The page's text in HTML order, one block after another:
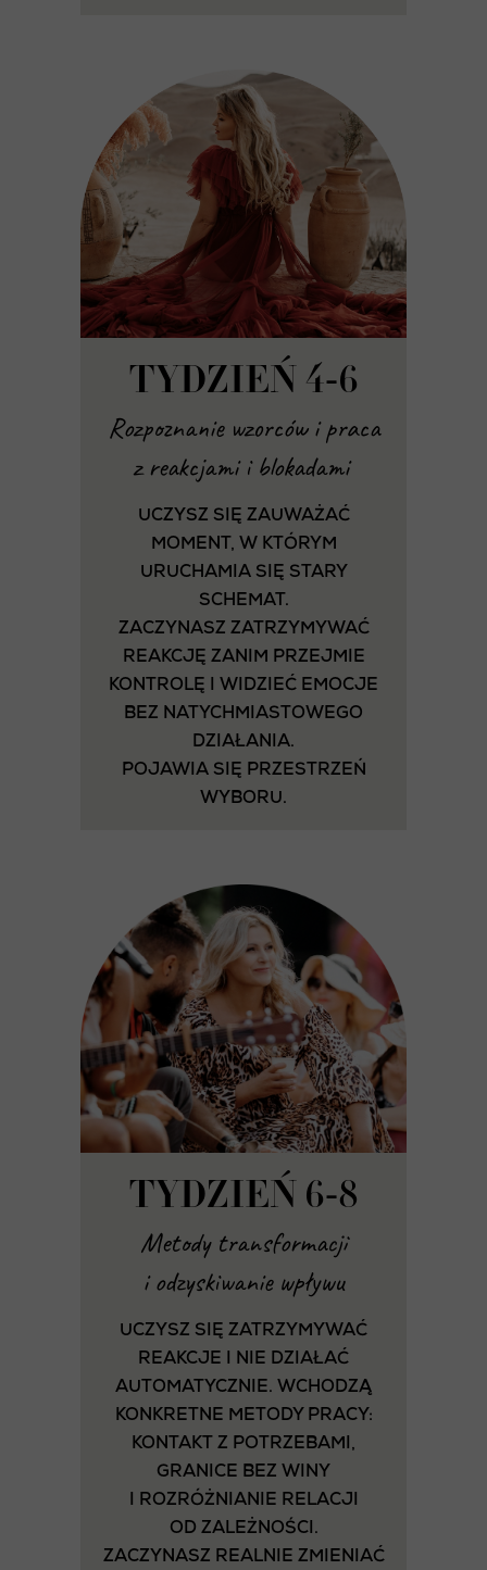
UCZYSZ SIĘ ZATRZYMYWAĆ
REAKCJE I NIE DZIAŁAĆ
AUTOMATYCZNIE. WCHODZĄ
KONKRETNE METODY PRACY:
KONTAKT Z POTRZEBAMI,
GRANICE BEZ WINY
I ROZRÓŻNIANIE RELACJI
OD ZALEŻNOŚCI.
ZACZYNASZ REALNIE ZMIENIAĆ
TYDZIEŃ 6-8
Metody transformacji
i odzyskiwanie wpływu
UCZYSZ SIĘ ZAUWAŻAĆ
MOMENT, W KTÓRYM
URUCHAMIA SIĘ STARY
SCHEMAT.
ZACZYNASZ ZATRZYMYWAĆ
REAKCJĘ ZANIM PRZEJMIE
KONTROLĘ I WIDZIEĆ EMOCJE
BEZ NATYCHMIASTOWEGO
DZIAŁANIA.
POJAWIA SIĘ PRZESTRZEŃ
WYBORU.
TYDZIEŃ 4-6
Rozpoznanie wzorców i praca
z reakcjami i blokadami